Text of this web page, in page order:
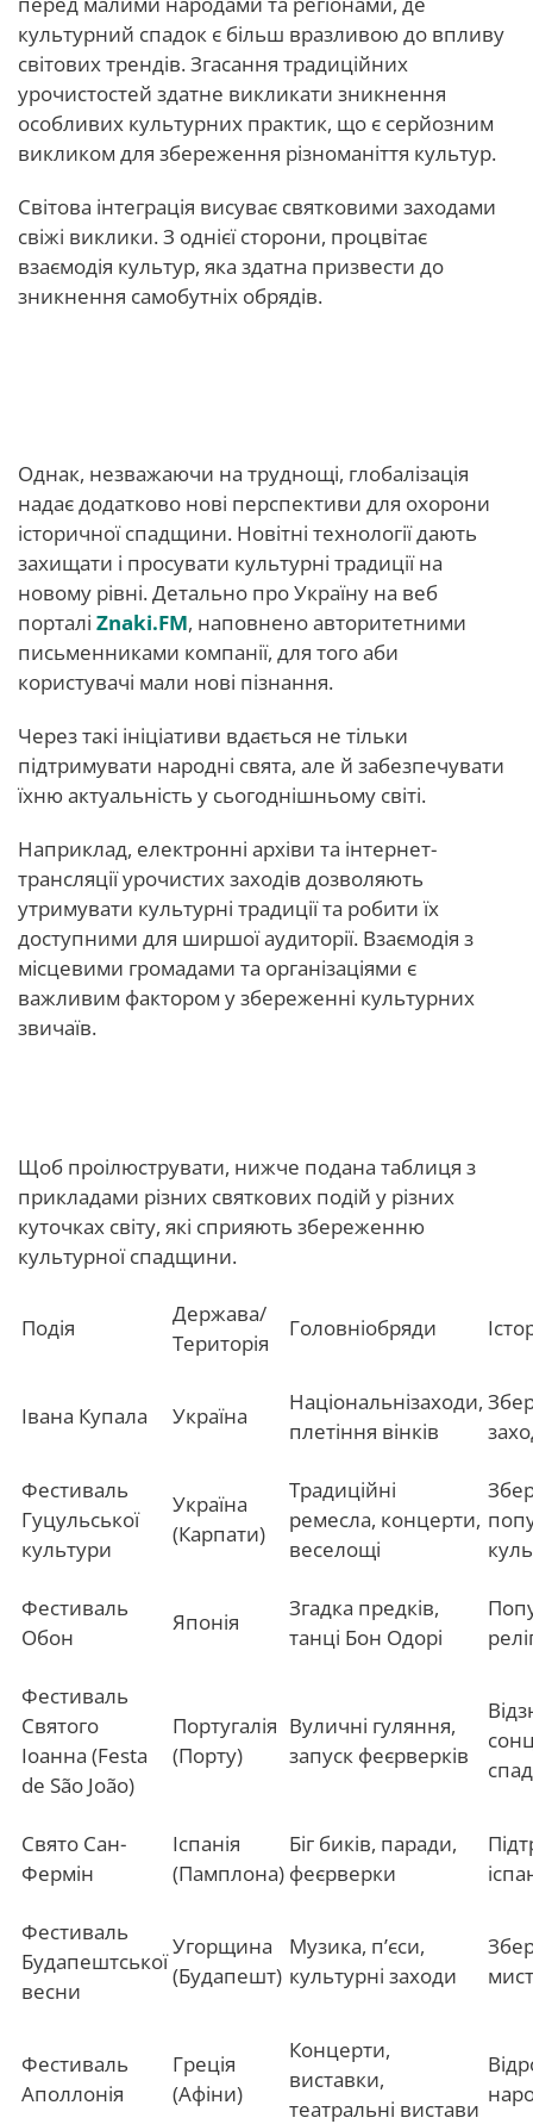
культурний спадок є більш вразливою до впливу
світових трендів. Згасання традиційних
урочистостей здатне викликати зникнення
особливих культурних практик, що є серйозним
викликом для збереження різноманіття культур.
Світова інтеграція висуває святковими заходами
свіжі виклики. З однієї сторони, процвітає
взаємодія культур, яка здатна призвести до
зникнення самобутніх обрядів.
Однак, незважаючи на труднощі, глобалізація
надає додатково нові перспективи для охорони
історичної спадщини. Новітні технології дають
захищати і просувати культурні традиції на
новому рівні. Детально про Україну на веб
порталі Znaki.FM, наповнено авторитетними
письменниками компанії, для того аби
користувачі мали нові пізнання.
Через такі ініціативи вдається не тільки
підтримувати народні свята, але й забезпечувати
їхню актуальність у сьогоднішньому світі.
Наприклад, електронні архіви та інтернет-
трансляції урочистих заходів дозволяють
утримувати культурні традиції та робити їх
доступними для ширшої аудиторії. Взаємодія з
місцевими громадами та організаціями є
важливим фактором у збереженні культурних
звичаїв.
Щоб проілюструвати, нижче подана таблиця з
прикладами різних святкових подій у різних
куточках світу, які сприяють збереженню
культурної спадщини.
Подія
Держава/
Територія
Головніобряди
Івана Купала Україна
Національнізаходи,
плетіння вінків
Фестиваль
Гуцульської
культури
Україна
(Карпати)
Традиційні
ремесла, концерти,
веселощі
Фестиваль
Обон
Японія
Згадка предків,
танці Бон Одорі
Фестиваль
Святого
Іоанна (Festa
de São João)
Португалія
(Порту)
Вуличні гуляння,
запуск феєрверків
Свято Сан-
Фермін
Іспанія
(Памплона)
Біг биків, паради,
феєрверки
Фестиваль
Будапештської
весни
Угорщина
(Будапешт)
Музика, п’єси,
культурні заходи
Фестиваль
Аполлонія
Греція
(Афіни)
Концерти,
виставки,
театральні вистави